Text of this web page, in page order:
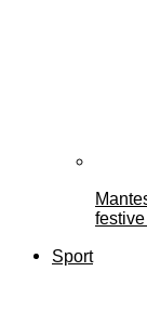
Sport